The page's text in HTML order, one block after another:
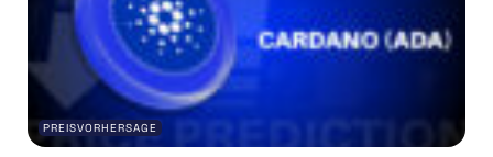
PREISVORHERSAGE